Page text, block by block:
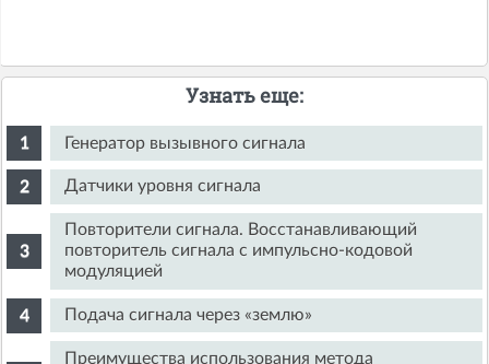
Узнать еще:
Генератор вызывного сигнала
Датчики уровня сигнала
Повторители сигнала. Восстанавливающий
повторитель сигнала с импульсно-кодовой
модуляцией
Подача сигнала через «землю»
Преимущества использования метода